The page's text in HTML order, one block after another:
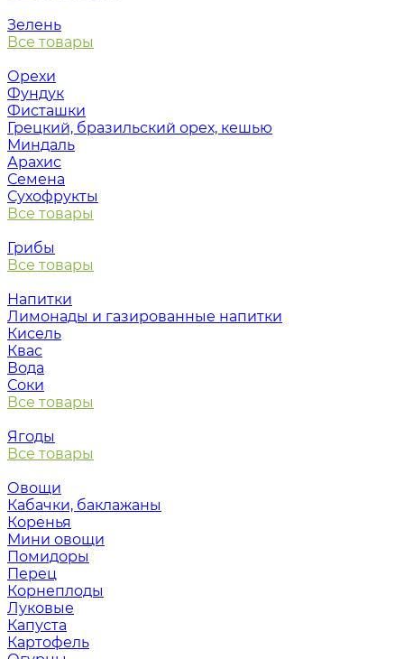
Зелень
Все товары
Орехи
Фундук
Фисташки
Грецкий, бразильский орех, кешью
Миндаль
Арахис
Семена
Сухофрукты
Все товары
Грибы
Все товары
Напитки
Лимонады и газированные напитки
Кисель
Квас
Вода
Соки
Все товары
Ягоды
Все товары
Овощи
Кабачки, баклажаны
Коренья
Мини овощи
Помидоры
Перец
Корнеплоды
Луковые
Капуста
Картофель